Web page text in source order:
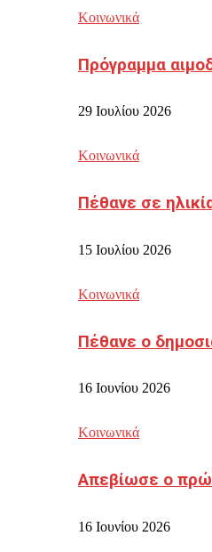
Κοινωνικά
Πρόγραμμα
29 Ιουλίου 2026
Κοινωνικά
Πέθανε σε
15 Ιουλίου 2026
Κοινωνικά
Πέθανε ο
16 Ιουνίου 2026
Κοινωνικά
Απεβίωσε ο
16 Ιουνίου 2026